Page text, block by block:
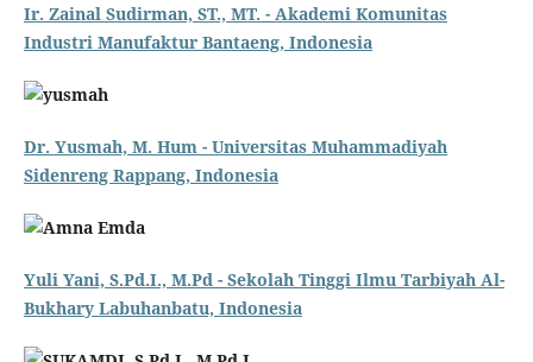
Ir. Zainal Sudirman, ST., MT. - Akademi Komunitas
Industri Manufaktur Bantaeng, Indonesia
Dr. Yusmah, M. Hum - Universitas Muhammadiyah
Sidenreng Rappang, Indonesia
Yuli Yani, S.Pd.I., M.Pd - Sekolah Tinggi Ilmu Tarbiyah Al-
Bukhary Labuhanbatu, Indonesia